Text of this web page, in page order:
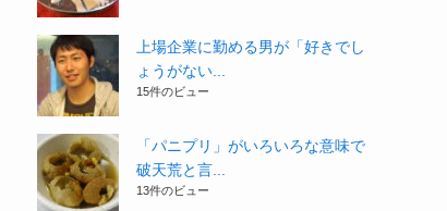
上場企業に勤める男が「好きでし
ょうがない...
15件のビュー
「パニプリ」がいろいろな意味で
破天荒と言...
13件のビュー